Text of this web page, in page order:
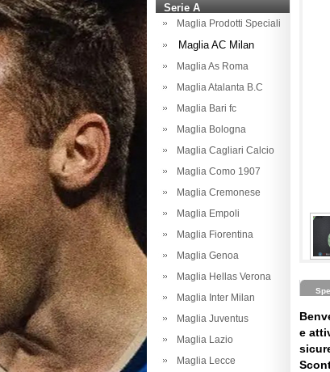
Serie A
Maglia Prodotti Speciali
Maglia AC Milan
Maglia As Roma
Maglia Atalanta B.C
Maglia Bari fc
Maglia Bologna
Maglia Cagliari Calcio
Maglia Como 1907
Maglia Cremonese
Maglia Empoli
Maglia Fiorentina
Maglia Genoa
Maglia Hellas Verona
Maglia Inter Milan
Maglia Juventus
Maglia Lazio
Maglia Lecce
e